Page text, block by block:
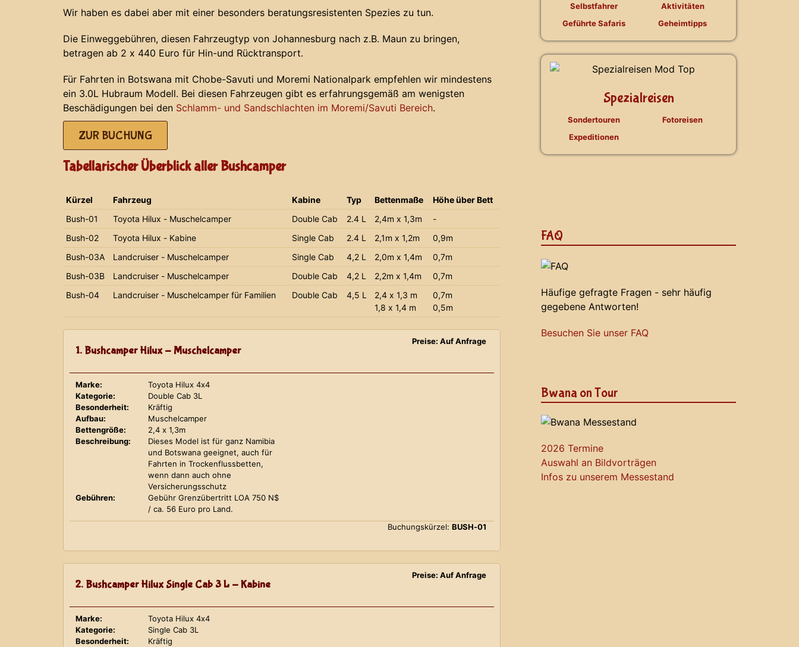
Wir haben es dabei aber mit einer besonders beratungsresistenten Spezies zu tun.
Die Einweggebühren, diesen Fahrzeugtyp von Johannesburg nach z.B. Maun zu bringen,
betragen ab 2 x 440 Euro für Hin-und Rücktransport.
Für Fahrten in Botswana mit Chobe-Savuti und Moremi Nationalpark empfehlen wir mindestens
ein 3.0L Hubraum Modell. Bei diesen Fahrzeugen gibt es erfahrungsgemäß am wenigsten
Beschädigungen bei den Schlamm- und Sandschlachten im Moremi/Savuti Bereich.
ZUR BUCHUNG
Tabellarischer Überblick aller Bushcamper
Kürzel Fahrzeug Kabine Typ Bettenmaße
Höhe über Bett
Bush-01
Toyota Hilux - Muschelcamper Double Cab 2.4 L 2,4m x 1,3m
-
Bush-02
Toyota Hilux - Kabine Single Cab 2.4 L 2,1m x 1,2m
0,9m
Bush-03A
Landcruiser - Muschelcamper Single Cab 4,2 L 2,0m x 1,4m
0,7m
Bush-03B
Landcruiser - Muschelcamper Double Cab 4,2 L 2,2m x 1,4m
0,7m
Bush-04
Landcruiser - Muschelcamper für Familien Double Cab 4,5 L
2,4 x 1,3 m
1,8 x 1,4 m
0,7m
0,5m
1. Bushcamper Hilux - Muschelcamper
Preise: Auf Anfrage
Marke:
Toyota Hilux 4x4
Kategorie:
Double Cab 3L
Besonderheit:
Kräftig
Aufbau:
Muschelcamper
Bettengröße:
2,4 x 1,3m
Beschreibung:
Dieses Model ist für ganz Namibia
und Botswana geeignet, auch für
Fahrten in Trockenflussbetten,
wenn dann auch ohne
Versicherungsschutz
Gebühren:
Gebühr Grenzübertritt LOA 750 N$
/ ca. 56 Euro pro Land.
Buchungskürzel: BUSH-01
2. Bushcamper Hilux Single Cab 3 L - Kabine
Preise: Auf Anfrage
Marke:
Toyota Hilux 4x4
Kategorie:
Single Cab 3L
Besonderheit:
Kräftig
Selbstfahrer
Geführte Safaris
Aktivitäten
Geheimtipps
Spezialreisen
Sondertouren
Expeditionen
Fotoreisen
FAQ
Häufige gefragte Fragen - sehr häufig
gegebene Antworten!
Besuchen Sie unser FAQ
Bwana on Tour
2026 Termine
Auswahl an Bildvorträgen
Infos zu unserem Messestand